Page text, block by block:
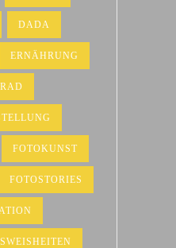
DADA
ERNÄHRUNG
FOTOKUNST
FOTOSTORIES